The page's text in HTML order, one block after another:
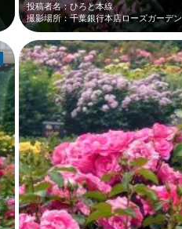
投稿者名：ひろと本線
撮影場所：千葉銀行本店ローズガーデン